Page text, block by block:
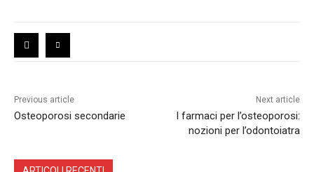
Previous article
Osteoporosi secondarie
Next article
I farmaci per l’osteoporosi:
nozioni per l’odontoiatra